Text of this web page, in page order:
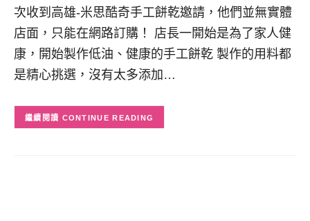
次收到高雄-米思酷奇手工餅乾邀請，他們並無實體
店面，只能在網路訂購！ 店長一開始是為了家人健
康，開始製作低油、健康的手工餅乾 製作的用料都
是精心挑選，沒有太多添加…
CONTINUE READING